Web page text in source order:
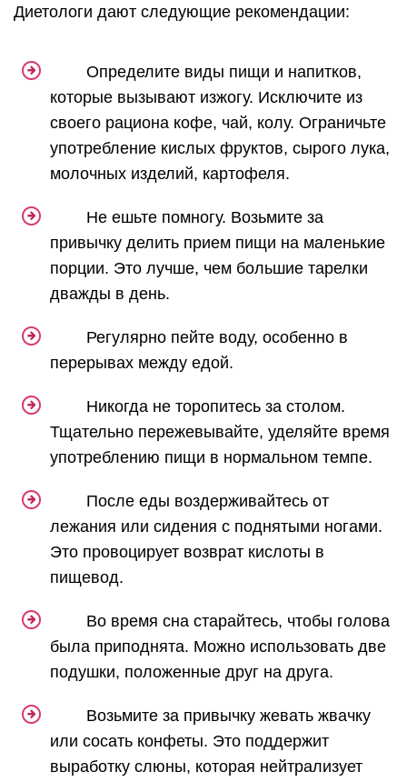
Диетологи дают следующие рекомендации:
Определите виды пищи и напитков,
которые вызывают изжогу. Исключите из
своего рациона кофе, чай, колу. Ограничьте
употребление кислых фруктов, сырого лука,
молочных изделий, картофеля.
Не ешьте помногу. Возьмите за
привычку делить прием пищи на маленькие
порции. Это лучше, чем большие тарелки
дважды в день.
Регулярно пейте воду, особенно в
перерывах между едой.
Никогда не торопитесь за столом.
Тщательно пережевывайте, уделяйте время
употреблению пищи в нормальном темпе.
После еды воздерживайтесь от
лежания или сидения с поднятыми ногами.
Это провоцирует возврат кислоты в
пищевод.
Во время сна старайтесь, чтобы голова
была приподнята. Можно использовать две
подушки, положенные друг на друга.
Возьмите за привычку жевать жвачку
или сосать конфеты. Это поддержит
выработку слюны, которая нейтрализует